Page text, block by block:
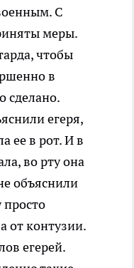
С
меры.
чтобы
в
сделано.
егеря,
ее в рот. И в
во рту она
объяснили
просто
от контузии.
егерей.